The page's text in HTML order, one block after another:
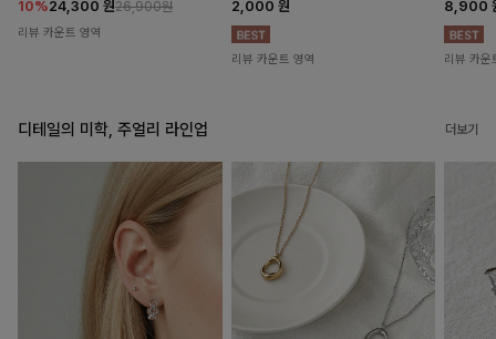
10%24,300 원26,900원
리뷰 카운트 영역
2,000 원
리뷰 카운트 영역
8,900
리뷰 카운
디테일의 미학, 주얼리 라인업 더보기